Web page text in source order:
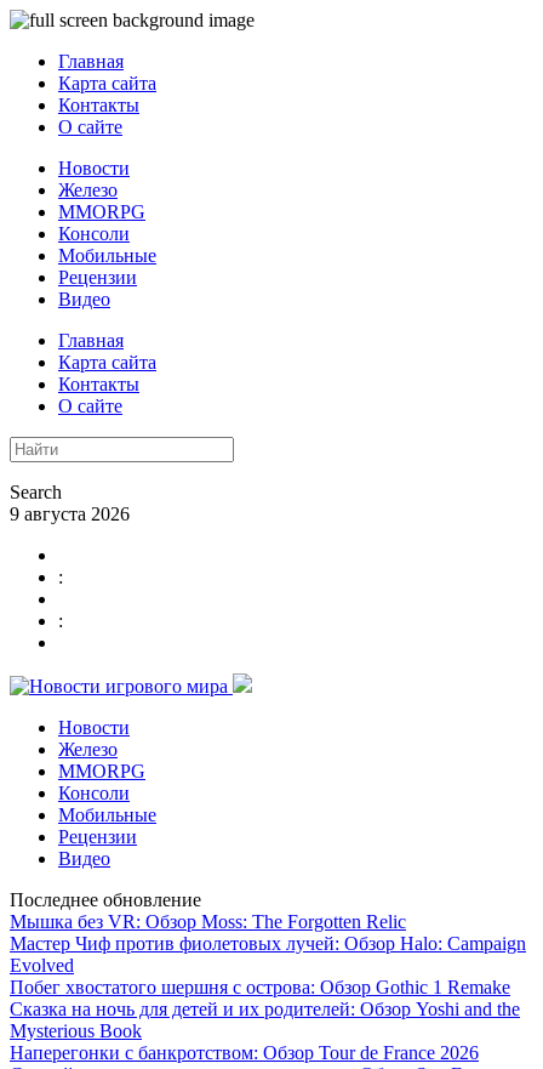
Главная
Карта сайта
Контакты
О сайте
Новости
Железо
MMORPG
Консоли
Мобильные
Рецензии
Видео
Главная
Карта сайта
Контакты
О сайте
Search
9 августа 2026
:
:
Новости
Железо
MMORPG
Консоли
Мобильные
Рецензии
Видео
Последнее обновление
Мышка без VR: Обзор Moss: The Forgotten Relic
Мастер Чиф против фиолетовых лучей: Обзор Halo: Campaign
Evolved
Побег хвостатого шершня с острова: Обзор Gothic 1 Remake
Сказка на ночь для детей и их родителей: Обзор Yoshi and the
Mysterious Book
Наперегонки с банкротством: Обзор Tour de France 2026